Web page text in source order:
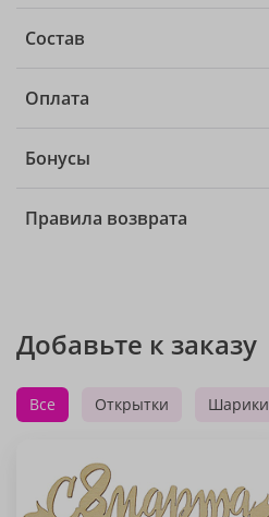
Состав
Оплата
Бонусы
Правила возврата
Добавьте к заказу
Все Открытки Шарики